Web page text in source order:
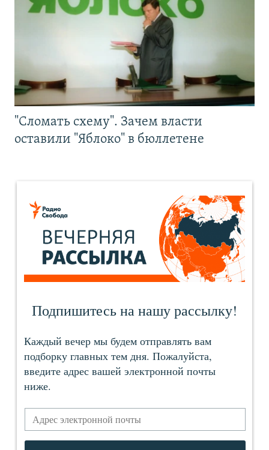
"Сломать схему". Зачем власти
оставили "Яблоко" в бюллетене